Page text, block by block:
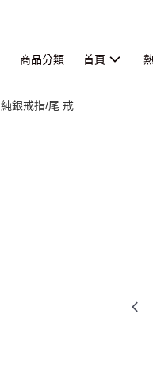
商品分類 首頁
純銀戒指/尾 戒